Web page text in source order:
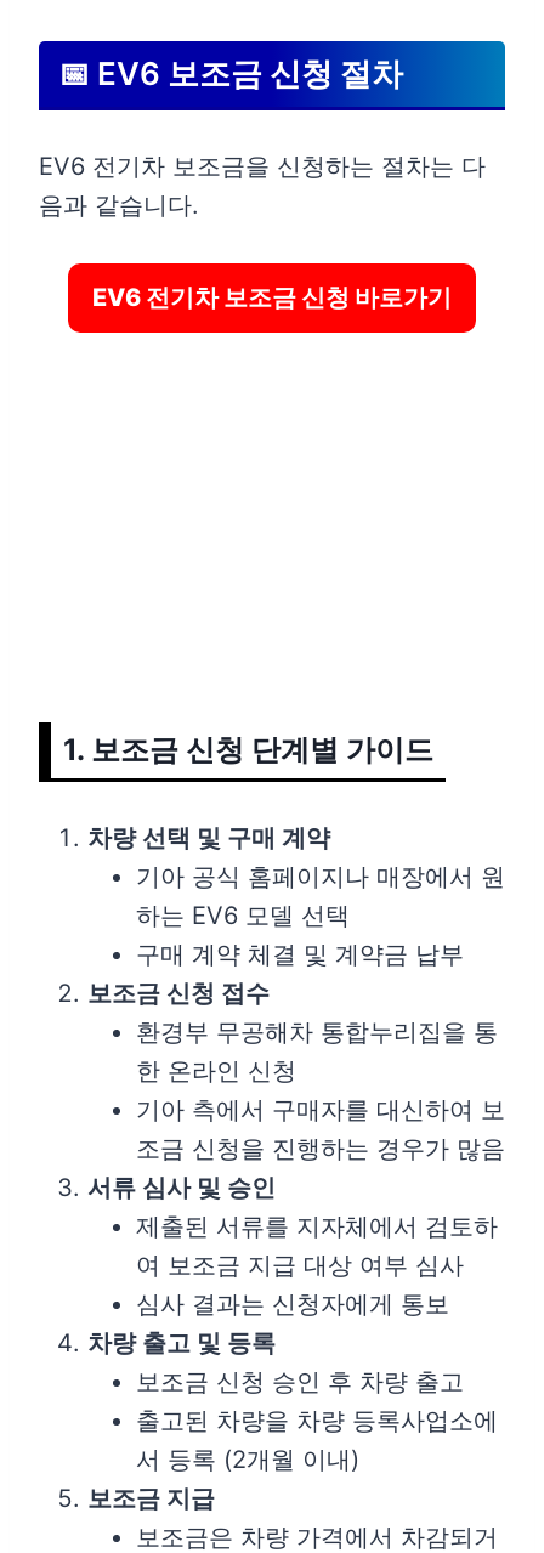
📅 EV6 보조금 신청 절차
EV6 전기차 보조금을 신청하는 절차는 다
음과 같습니다.
EV6 전기차 보조금 신청 바로가기
1. 보조금 신청 단계별 가이드
차량 선택 및 구매 계약
기아 공식 홈페이지나 매장에서 원
하는 EV6 모델 선택
구매 계약 체결 및 계약금 납부
보조금 신청 접수
환경부 무공해차 통합누리집을 통
한 온라인 신청
기아 측에서 구매자를 대신하여 보
조금 신청을 진행하는 경우가 많음
서류 심사 및 승인
제출된 서류를 지자체에서 검토하
여 보조금 지급 대상 여부 심사
심사 결과는 신청자에게 통보
차량 출고 및 등록
보조금 신청 승인 후 차량 출고
출고된 차량을 차량 등록사업소에
서 등록 (2개월 이내)
보조금 지급
보조금은 차량 가격에서 차감되거